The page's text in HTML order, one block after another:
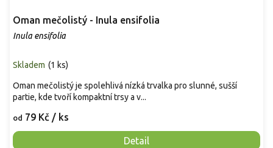
Oman mečolistý - Inula ensifolia
Inula ensifolia
Skladem (1 ks)
od 79 Kč / ks
Detail
Oman mečolistý je spolehlivá nízká trvalka pro slunné, sušší
partie, kde tvoří kompaktní trsy a v...